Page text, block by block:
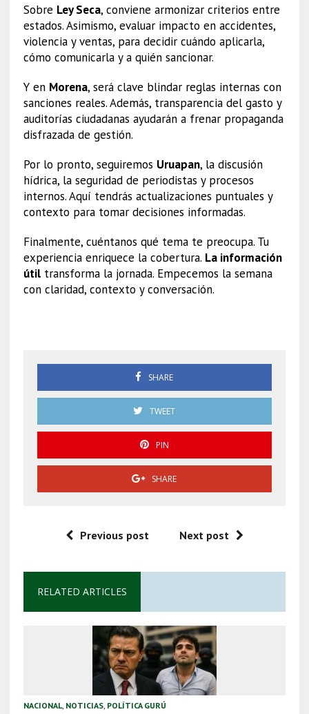
Sobre Ley Seca, conviene armonizar criterios entre
estados. Asimismo, evaluar impacto en accidentes,
violencia y ventas, para decidir cuándo aplicarla,
cómo comunicarla y a quién sancionar.
Y en Morena, será clave blindar reglas internas con
sanciones reales. Además, transparencia del gasto y
auditorías ciudadanas ayudarán a frenar propaganda
disfrazada de gestión.
Por lo pronto, seguiremos Uruapan, la discusión
hídrica, la seguridad de periodistas y procesos
internos. Aquí tendrás actualizaciones puntuales y
contexto para tomar decisiones informadas.
Finalmente, cuéntanos qué tema te preocupa. Tu
experiencia enriquece la cobertura. La información
útiltransforma la jornada. Empecemos la semana
con claridad, contexto y conversación.
SHARE
TWEET
PIN
SHARE
Previous post Next post
RELATED ARTICLES
NACIONAL, NOTICIAS, POLÍTICA GURÚ